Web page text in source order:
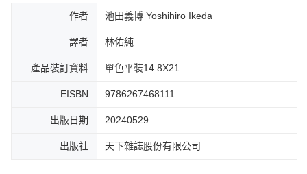
作者 池田義博 Yoshihiro Ikeda
譯者 林佑純
產品裝訂資料 單色平裝14.8X21
EISBN 9786267468111
出版日期 20240529
出版社 天下雜誌股份有限公司